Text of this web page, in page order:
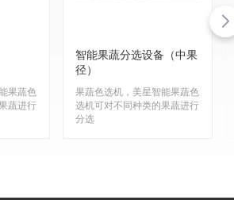
果蔬色
蔬进行
智能果蔬分选设备（中果
径）
果蔬色选机，美星智能果蔬色
选机可对不同种类的果蔬进行
分选